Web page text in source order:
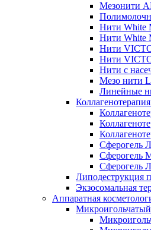
Мезонити
Нити White
Нити White
Нити
Нити
Нити с
Мезо нити
Линейные
Сферогель
Сферогель
Сферогель
Липодеструкция
Экзосомальная
Аппаратная